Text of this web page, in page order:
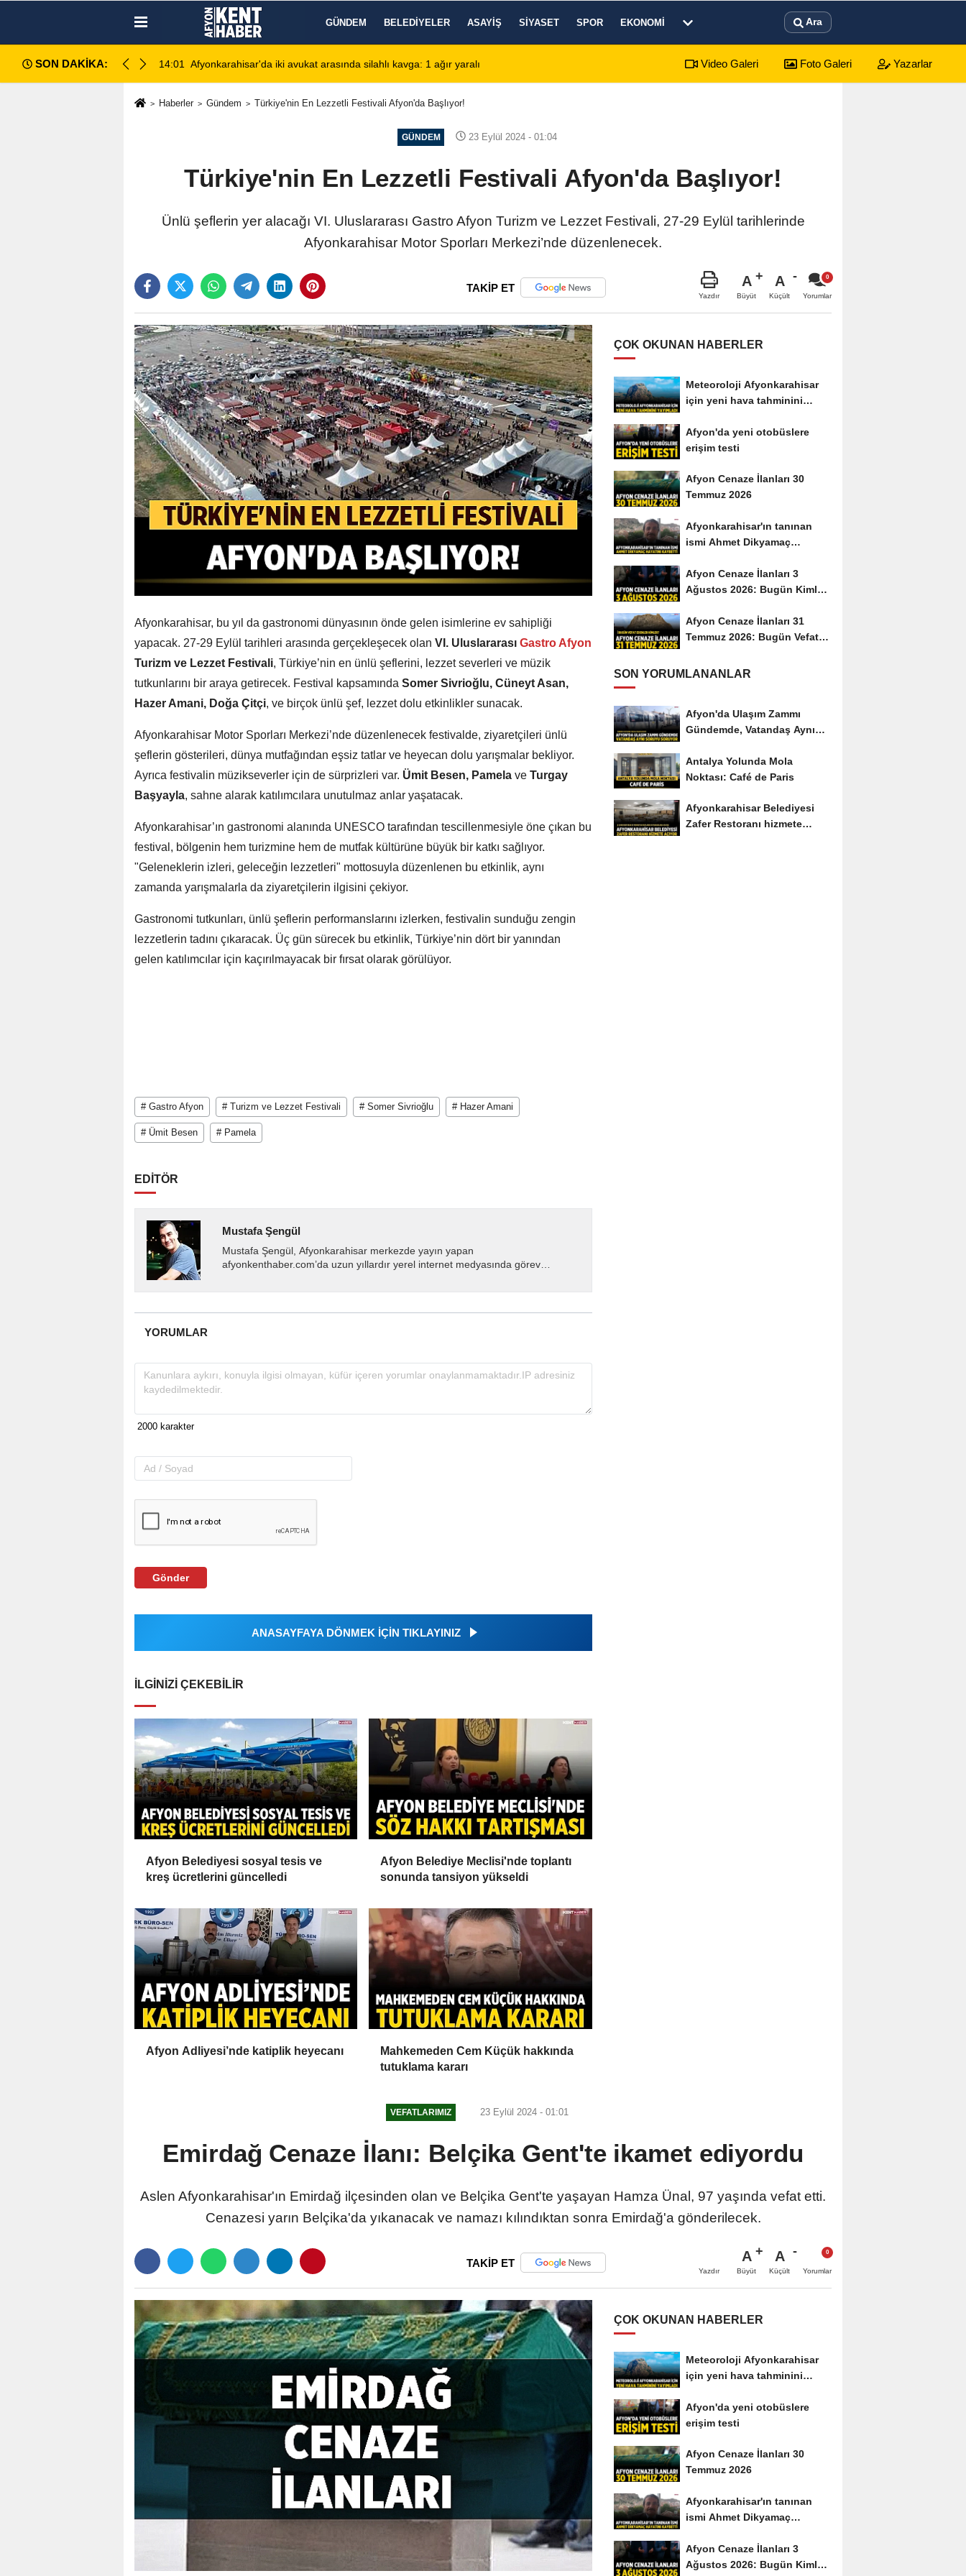
GÜNDEM BELEDIYELER ASAYIŞ SIYASET SPOR EKONOMI Ara
SON DAKİKA:
kavga: 1 ağır yaralı 13:28 Emirdağ Devlet Hastanesi'nde KBB Uzmanı hasta kabulüne başlıyor Google DeepMind'da üst düzey görev Koray Kavukçuoğlu'na verildi 13:23
Video Galeri Foto Galeri Yazarlar
Haberler Gündem Türkiye'nin En Lezzetli Festivali Afyon'da Başlıyor!
GÜNDEM 23 Eylül 2024 - 01:04
Türkiye'nin En Lezzetli Festivali Afyon'da Başlıyor!
Ünlü şeflerin yer alacağı VI. Uluslararası Gastro Afyon Turizm ve Lezzet Festivali, 27-29 Eylül tarihlerinde
Afyonkarahisar Motor Sporları Merkezi’nde düzenlenecek.
TAKİP ET
Yazdır
A
Büyüt
A
Küçült Yorumlar
Afyonkarahisar, bu yıl da gastronomi dünyasının önde gelen isimlerine ev sahipliği
yapacak. 27-29 Eylül tarihleri arasında gerçekleşecek olan VI. Uluslararası Gastro Afyon
Turizm ve Lezzet Festivali, Türkiye’nin en ünlü şeflerini, lezzet severleri ve müzik
tutkunlarını bir araya getirecek. Festival kapsamında Somer Sivrioğlu, Cüneyt Asan,
Hazer Amani, Doğa Çitçi, ve birçok ünlü şef, lezzet dolu etkinlikler sunacak.
Afyonkarahisar Motor Sporları Merkezi’nde düzenlenecek festivalde, ziyaretçileri ünlü
şeflerin gösterileri, dünya mutfağından eşsiz tatlar ve heyecan dolu yarışmalar bekliyor.
Ayrıca festivalin müzikseverler için de sürprizleri var. Ümit Besen, Pamela ve Turgay
Başyayla, sahne alarak katılımcılara unutulmaz anlar yaşatacak.
Afyonkarahisar’ın gastronomi alanında UNESCO tarafından tescillenmesiyle öne çıkan bu
festival, bölgenin hem turizmine hem de mutfak kültürüne büyük bir katkı sağlıyor.
"Geleneklerin izleri, geleceğin lezzetleri" mottosuyla düzenlenen bu etkinlik, aynı
zamanda yarışmalarla da ziyaretçilerin ilgisini çekiyor.
Gastronomi tutkunları, ünlü şeflerin performanslarını izlerken, festivalin sunduğu zengin
lezzetlerin tadını çıkaracak. Üç gün sürecek bu etkinlik, Türkiye’nin dört bir yanından
gelen katılımcılar için kaçırılmayacak bir fırsat olarak görülüyor.
# Gastro Afyon # Turizm ve Lezzet Festivali # Somer Sivrioğlu # Hazer Amani
# Ümit Besen # Pamela
EDİTÖR
Mustafa Şengül
Mustafa Şengül, Afyonkarahisar merkezde yayın yapan
afyonkenthaber.com’da uzun yıllardır yerel internet medyasında görev
YORUMLAR
Gönder
ANASAYFAYA DÖNMEK İÇİN TIKLAYINIZ
İLGINIZI ÇEKEBILIR
Afyon Belediyesi sosyal tesis ve
kreş ücretlerini güncelledi
Afyon Belediye Meclisi'nde toplantı
sonunda tansiyon yükseldi
Afyon Adliyesi’nde katiplik heyecanı
Mahkemeden Cem Küçük hakkında
tutuklama kararı
ÇOK OKUNAN HABERLER
Meteoroloji Afyonkarahisar
için yeni hava tahminini
Afyon'da yeni otobüslere
erişim testi
Afyon Cenaze İlanları 30
Temmuz 2026
Afyonkarahisar'ın tanınan
ismi Ahmet Dikyamaç
Afyon Cenaze İlanları 3
Ağustos 2026: Bugün Kimler
Afyon Cenaze İlanları 31
Temmuz 2026: Bugün Vefat
SON YORUMLANANLAR
Afyon'da Ulaşım Zammı
Gündemde, Vatandaş Aynı
Antalya Yolunda Mola
Noktası: Café de Paris
Afyonkarahisar Belediyesi
Zafer Restoranı hizmete
VEFATLARIMIZ 23 Eylül 2024 - 01:01
Emirdağ Cenaze İlanı: Belçika Gent'te ikamet ediyordu
Aslen Afyonkarahisar'ın Emirdağ ilçesinden olan ve Belçika Gent'te yaşayan Hamza Ünal, 97 yaşında vefat etti.
Cenazesi yarın Belçika'da yıkanacak ve namazı kılındıktan sonra Emirdağ'a gönderilecek.
TAKİP ET
Yazdır
A
Büyüt
A
Küçült Yorumlar
ÇOK OKUNAN HABERLER
Meteoroloji Afyonkarahisar
için yeni hava tahminini
Afyon'da yeni otobüslere
erişim testi
Afyon Cenaze İlanları 30
Temmuz 2026
Afyonkarahisar'ın tanınan
ismi Ahmet Dikyamaç
Afyon Cenaze İlanları 3
Ağustos 2026: Bugün Kimler